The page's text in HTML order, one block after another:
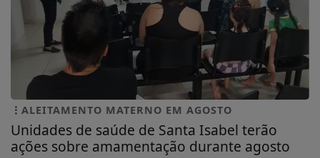
ALEITAMENTO MATERNO EM AGOSTO
Unidades de saúde de Santa Isabel terão
ações sobre amamentação durante agosto